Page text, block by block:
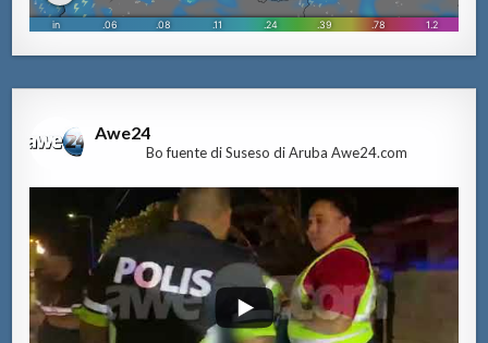
Awe24
Bo fuente di Suseso di Aruba Awe24.com